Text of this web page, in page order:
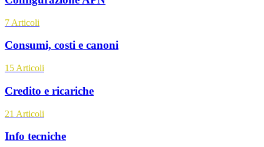
7 Articoli
Consumi, costi e canoni
15 Articoli
Credito e ricariche
21 Articoli
Info tecniche